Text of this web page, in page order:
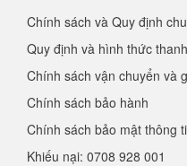
Chính sách và Quy định
Quy định và hình thức
Chính sách vận chuyển và
Chính sách bảo hành
Chính sách bảo mật thông
Khiếu nại: 0708 928 001